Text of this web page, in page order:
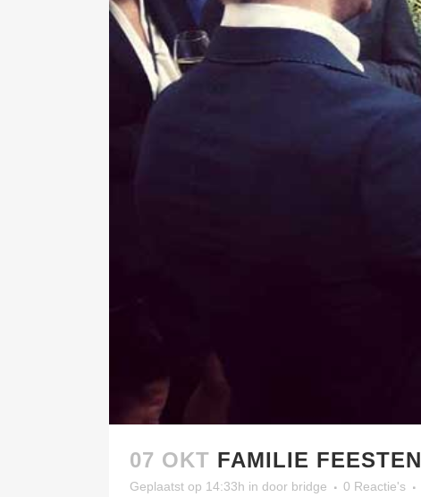
07 OKT FAMILIE FEESTEN
Geplaatst op 14:33h in door bridge 0 Reactie's